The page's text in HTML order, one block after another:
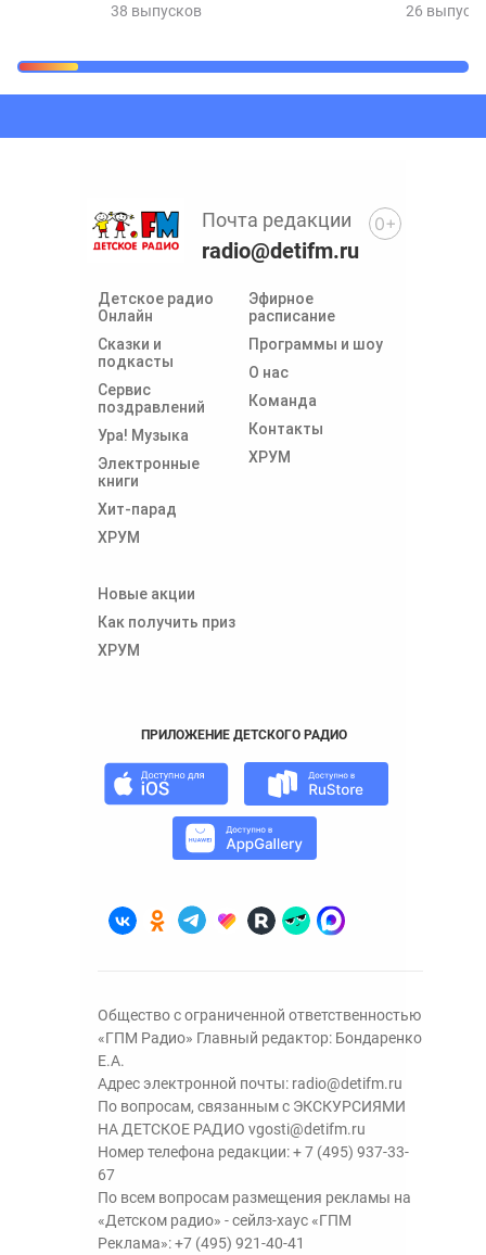
38 выпусков 26
Детское радио
Онлайн
Сказки и
подкасты
Сервис
поздравлений
Ура! Музыка
Электронные
книги
Хит-парад
ХРУМ
Эфирное
расписание
Программы и шоу
О нас
Команда
Контакты
ХРУМ
Новые акции
Как получить приз
ХРУМ
Почта редакции
radio@detifm.ru
ПРИЛОЖЕНИЕ ДЕТСКОГО РАДИО
0+
Общество с ограниченной ответственностью
«ГПМ Радио» Главный редактор: Бондаренко
Е.А.
Адрес электронной почты: radio@detifm.ru
По вопросам, связанным с ЭКСКУРСИЯМИ
НА ДЕТСКОЕ РАДИО vgosti@detifm.ru
Номер телефона редакции:+ 7 (495) 937-33-
67
По всем вопросам размещения рекламы на
«Детском радио» - сейлз-хаус «ГПМ
Реклама»:+7 (495) 921-40-41